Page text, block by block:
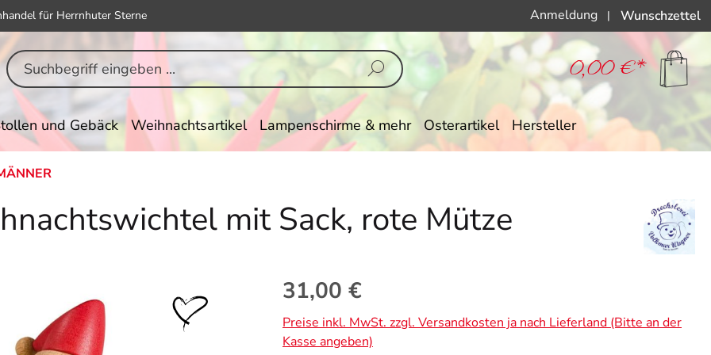
für Herrnhuter Sterne Anmeldung | Wunschzettel
0,00 €*
und Gebäck Weihnachtsartikel Lampenschirme & mehr Osterartikel Hersteller
mit Sack, rote Mütze
Regulärer Preis:
31,00 €
Preise inkl. MwSt. zzgl. Versandkosten ja nach Lieferland (Bitte an der
Kasse angeben)